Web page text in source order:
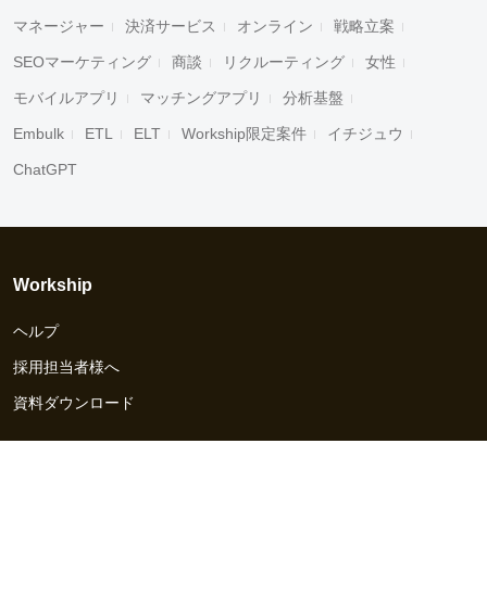
マネージャー 決済サービス オンライン 戦略立案
SEOマーケティング 商談 リクルーティング 女性
モバイルアプリ マッチングアプリ 分析基盤
Embulk ETL ELT Workship限定案件 イチジュウ
ChatGPT
Workship
ヘルプ
採用担当者様へ
資料ダウンロード